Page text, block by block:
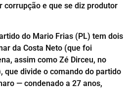
corrupção e que se diz produtor
do Mario Frias (PL) tem dois
da Costa Neto (que foi
assim como Zé Dirceu, no
que divide o comando do partido
— condenado a 27 anos,